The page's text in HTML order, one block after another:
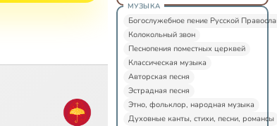
МУЗЫКА
Богослужебное пение Русской
Колокольный звон
Песнопения поместных церквей
Классическая музыка
Авторская песня
Эстрадная песня
Этно, фольклор, народная музыка
Духовные канты, стихи, песни, романсы